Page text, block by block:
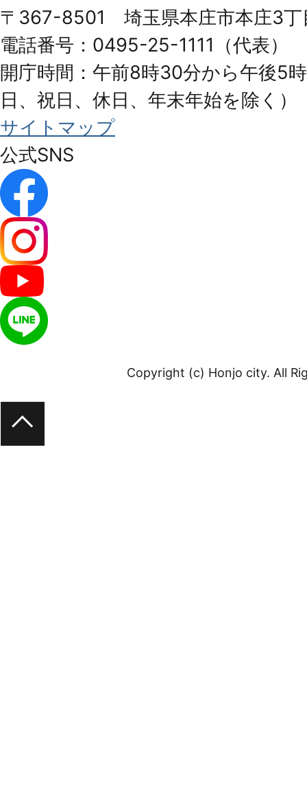
City
〒367-8501 埼玉県本庄市本庄3丁
電話番号：0495-25-1111（代表）
開庁時間：午前8時30分から午後5
日、祝日、休日、年末年始を除く）
サイトマップ
公式SNS
Copyright (c) Honjo city. All